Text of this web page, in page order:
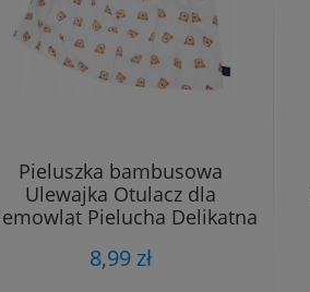
Pieluszka bambusowa
Ulewajka Otulacz dla
Pielucha Delikatna
8,99 zł